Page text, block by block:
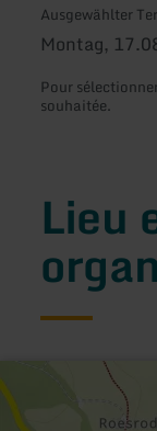
Ausgewählter
Montag,
Pour
souhaitée.
Lieu